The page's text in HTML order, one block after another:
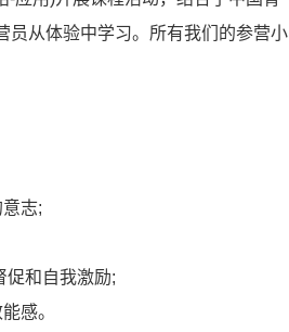
员从体验中学习。所有我们的参营小
志;
促和自我激励;
感。